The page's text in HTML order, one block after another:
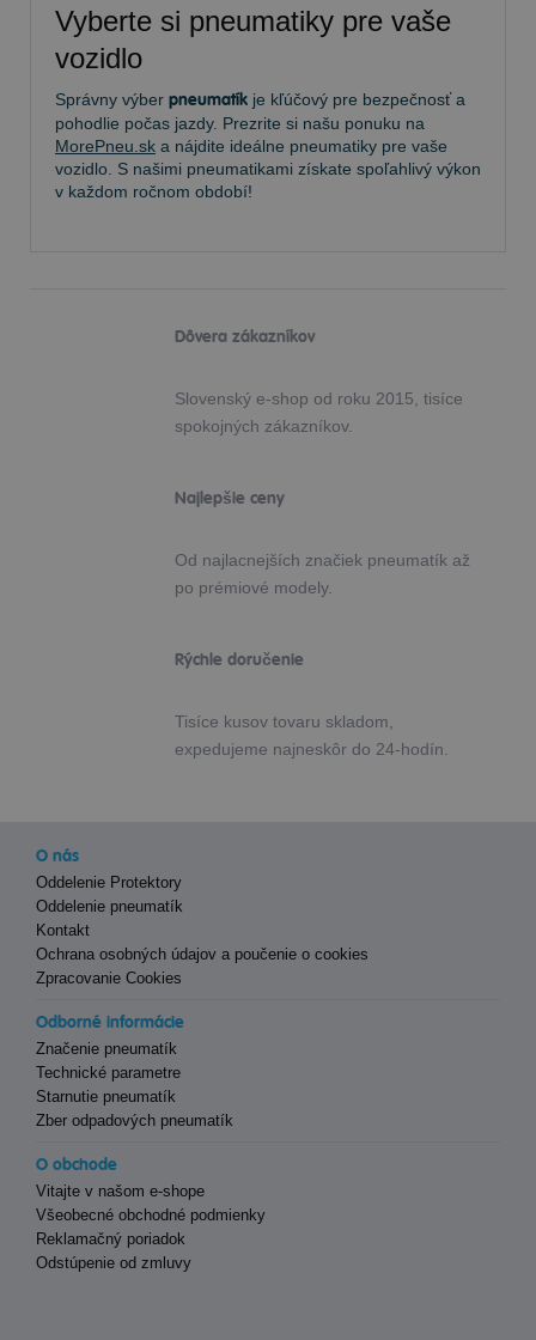
Vyberte si pneumatiky pre vaše
vozidlo
Správny výber pneumatík je kľúčový pre bezpečnosť a
pohodlie počas jazdy. Prezrite si našu ponuku na
MorePneu.sk a nájdite ideálne pneumatiky pre vaše
vozidlo. S našimi pneumatikami získate spoľahlivý výkon
v každom ročnom období!
Dôvera zákazníkov
Slovenský e-shop od roku 2015, tisíce
spokojných zákazníkov.
Najlepšie ceny
Od najlacnejších značiek pneumatík až
po prémiové modely.
Rýchle doručenie
Tisíce kusov tovaru skladom,
expedujeme najneskôr do 24-hodín.
O nás
Oddelenie Protektory
Oddelenie pneumatík
Kontakt
Ochrana osobných údajov a poučenie o cookies
Zpracovanie Cookies
Odborné informácie
Značenie pneumatík
Technické parametre
Starnutie pneumatík
Zber odpadových pneumatík
O obchode
Vitajte v našom e-shope
Všeobecné obchodné podmienky
Reklamačný poriadok
Odstúpenie od zmluvy